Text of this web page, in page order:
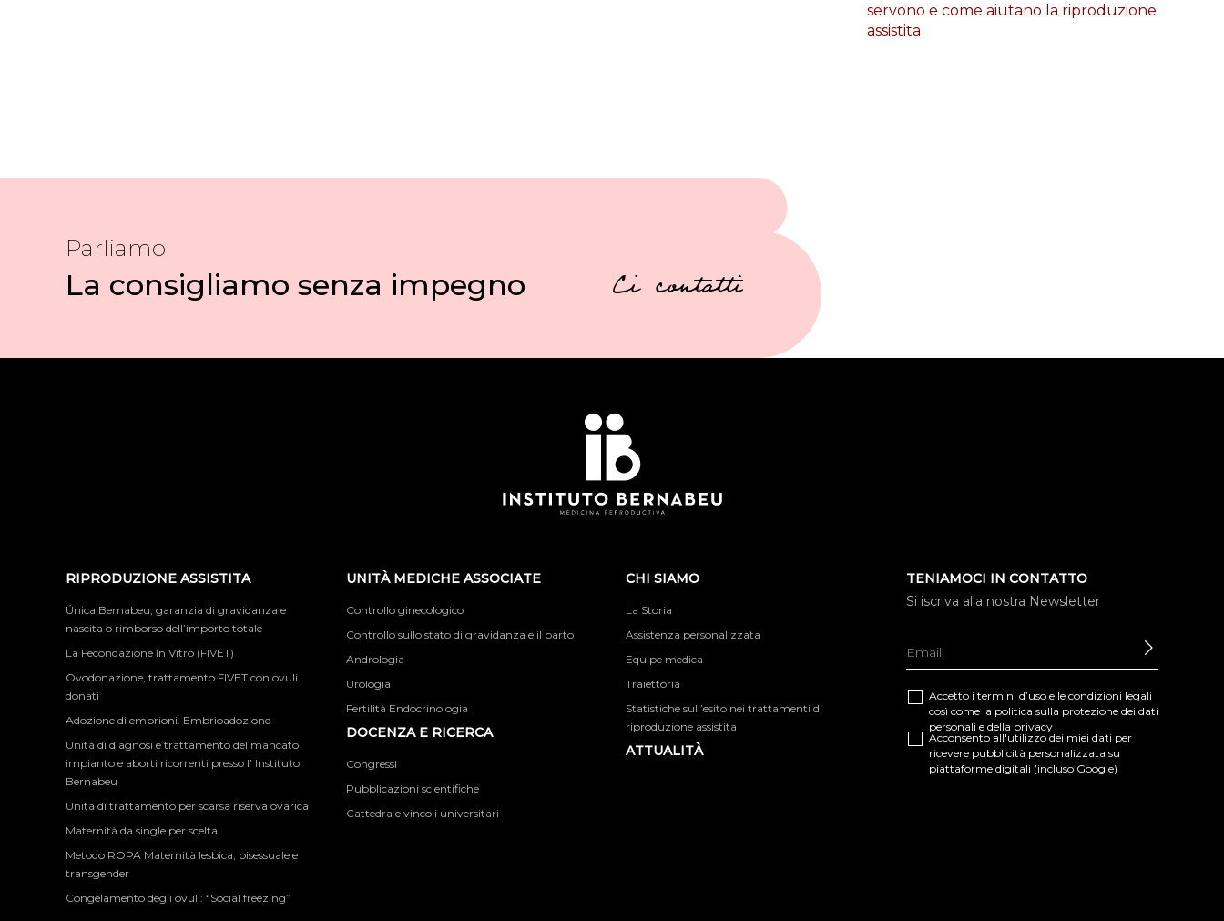
servono e come aiutano la riproduzione
assistita
Parliamo
La consigliamo senza impegno Ci contatti
RIPRODUZIONE ASSISTITA
Única Bernabeu, garanzia di gravidanza e
nascita o rimborso dell’importo totale
La Fecondazione In Vitro (FIVET)
Ovodonazione, trattamento FIVET con ovuli
donati
Adozione di embrioni. Embrioadozione
Unità di diagnosi e trattamento del mancato
impianto e aborti ricorrenti presso l’ Instituto
Bernabeu
Unità di trattamento per scarsa riserva ovarica
Maternità da single per scelta
Metodo ROPA Maternità lesbica, bisessuale e
transgender
Congelamento degli ovuli: “Social freezing”
UNITÀ MEDICHE ASSOCIATE
Controllo ginecologico
Controllo sullo stato di gravidanza e il parto
Andrologia
Urologia
Fertilità Endocrinologia
DOCENZA E RICERCA
Congressi
Pubblicazioni scientifiche
Cattedra e vincoli universitari
CHI SIAMO
La Storia
Assistenza personalizzata
Equipe medica
Traiettoria
Statistiche sull’esito nei trattamenti di
riproduzione assistita
ATTUALITÀ
TENIAMOCI IN CONTATTO
Si iscriva alla nostra Newsletter
Accetto i termini d’uso e le condizioni legali
così come la politica sulla protezione dei dati
personali e della privacy
Acconsento all'utilizzo dei miei dati per
ricevere pubblicità personalizzata su
piattaforme digitali (incluso Google)